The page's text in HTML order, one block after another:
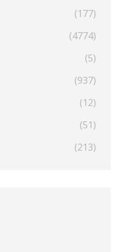
(177)
(4774)
(5)
(937)
(12)
(51)
(213)